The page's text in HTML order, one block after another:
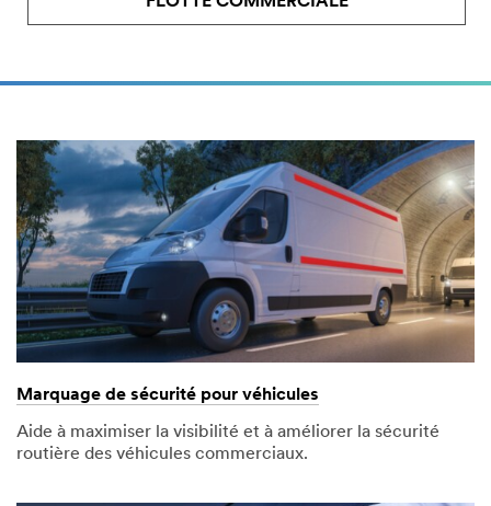
Marquage de sécurité pour véhicules
Aide à maximiser la visibilité et à améliorer la sécurité
routière des véhicules commerciaux.